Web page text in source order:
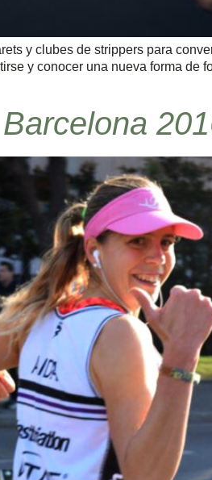
y clubes de strippers para
y conocer una nueva forma